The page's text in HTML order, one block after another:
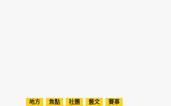
地方 焦點 社團 藝文 賽事